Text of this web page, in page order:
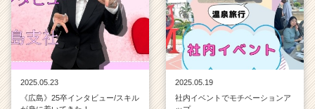
2025.05.23
《広島》25卒インタビュー/スキル
2025.05.19
社内イベントでモチベーションア